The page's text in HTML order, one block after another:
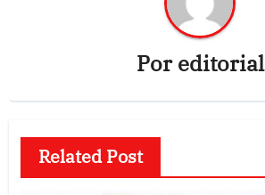
Poreditorial
Related Post